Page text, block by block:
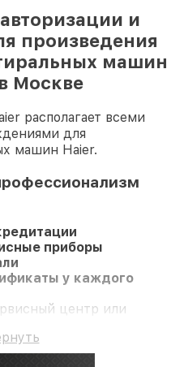
и
произведения
машин
Москве
располагает всеми
для
машин Haier.
приборы
у каждого
центр или
и
3 лет.